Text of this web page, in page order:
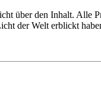
über den Inhalt. Alle
der Welt erblickt